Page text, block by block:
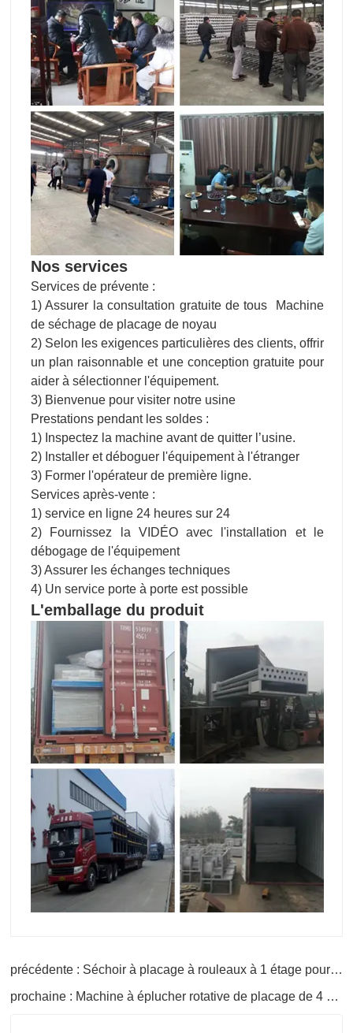
Nos services
Services de prévente :
1) Assurer la consultation gratuite de tous
Machine
de séchage de placage de noyau
2) Selon les exigences particulières des clients, offrir
un plan raisonnable et une conception gratuite pour
aider à sélectionner l'équipement.
3) Bienvenue pour visiter notre usine
Prestations pendant les soldes :
1) Inspectez la machine avant de quitter l’usine.
2) Installer et déboguer l'équipement à l'étranger
3) Former l'opérateur de première ligne.
Services après-vente :
1) service en ligne 24 heures sur 24
2) Fournissez la VIDÉO avec l'installation et le
débogage de l'équipement
3) Assurer les échanges techniques
4) Un service porte à porte est possible
L'emballage du produit
précédente : Séchoir à placage à rouleaux à 1 étage pour contreplaqué
prochaine : Machine à éplucher rotative de placage de 4 pieds